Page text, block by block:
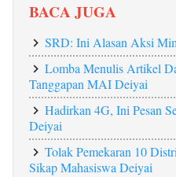
BACA JUGA
SRD: Ini Alasan Aksi
Lomba Menulis Artikel
Tanggapan MAI Deiyai
Hadirkan 4G, Ini Pesan
Deiyai
Tolak Pemekaran 10
Sikap Mahasiswa Deiyai